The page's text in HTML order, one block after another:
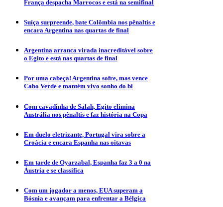
França despacha Marrocos e está na semifinal
Suíça surpreende, bate Colômbia nos pênaltis e
encara Argentina nas quartas de final
Argentina arranca virada inacreditável sobre
o Egito e está nas quartas de final
Por uma cabeça! Argentina sofre, mas vence
Cabo Verde e mantém vivo sonho do bi
Com cavadinha de Salah, Egito elimina
Austrália nos pênaltis e faz história na Copa
Em duelo eletrizante, Portugal vira sobre a
Croácia e encara Espanha nas oitavas
Em tarde de Oyarzabal, Espanha faz 3 a 0 na
Áustria e se classifica
Com um jogador a menos, EUA superam a
Bósnia e avançam para enfrentar a Bélgica